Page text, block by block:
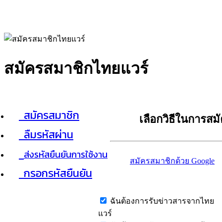
สมัครสมาชิกไทยแวร์
สมัครสมาชิก
ลืมรหัสผ่าน
ส่งรหัสยืนยันการใช้งาน
กรอกรหัสยืนยัน
เลือกวิธีในการส
สมัครสมาชิกด้วย Google
ฉันต้องการรับข่าวสารจากไทย
แวร์